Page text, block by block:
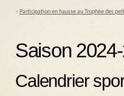
« Participation en hausse au Trophée des
Saison
Calendrier